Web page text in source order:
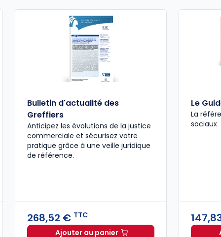
Bulletin d'actualité des
Greffiers
Anticipez les évolutions de la justice
commerciale et sécurisez votre
pratique grâce à une veille juridique
de référence.
268,52 € TTC
Ajouter au panier
Le
La
sociaux